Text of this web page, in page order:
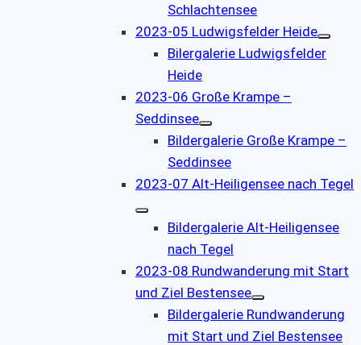
Schlachtensee
2023-05 Ludwigsfelder Heide
Bilergalerie Ludwigsfelder
Heide
2023-06 Große Krampe –
Seddinsee
Bildergalerie Große Krampe –
Seddinsee
2023-07 Alt-Heiligensee nach Tegel
Bildergalerie Alt-Heiligensee
nach Tegel
2023-08 Rundwanderung mit Start
und Ziel Bestensee
Bildergalerie Rundwanderung
mit Start und Ziel Bestensee